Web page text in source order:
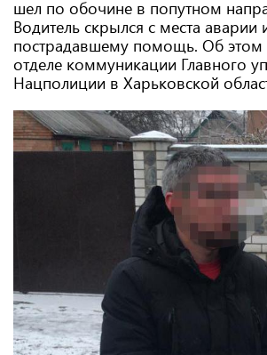
шел по обочине в попутном
Водитель скрылся с места аварии
пострадавшему помощь. Об
отделе коммуникации Главного
Нацполиции в Харьковской